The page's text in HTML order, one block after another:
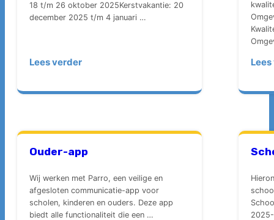
18 t/m 26 oktober 2025Kerstvakantie: 20
december 2025 t/m 4 januari …
Lees verder
Ouder-app
Wij werken met Parro, een veilige en
afgesloten communicatie-app voor
scholen, kinderen en ouders. Deze app
biedt alle functionaliteit die een …